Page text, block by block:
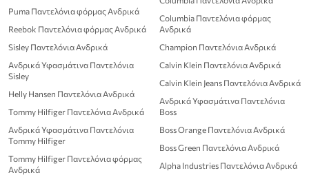
Puma Παντελόνια φόρμας Ανδρικά
Reebok Παντελόνια φόρμας Ανδρικά
Sisley Παντελόνια Ανδρικά
Ανδρικά Υφασμάτινα Παντελόνια
Sisley
Helly Hansen Παντελόνια Ανδρικά
Tommy Hilfiger Παντελόνια Ανδρικά
Ανδρικά Υφασμάτινα Παντελόνια
Tommy Hilfiger
Tommy Hilfiger Παντελόνια φόρμας
Ανδρικά
Columbia Παντελόνια φόρμας
Ανδρικά
Champion Παντελόνια Ανδρικά
Calvin Klein Παντελόνια Ανδρικά
Calvin Klein Jeans Παντελόνια Ανδρικά
Ανδρικά Υφασμάτινα Παντελόνια
Boss
Boss Orange Παντελόνια Ανδρικά
Boss Green Παντελόνια Ανδρικά
Alpha Industries Παντελόνια Ανδρικά